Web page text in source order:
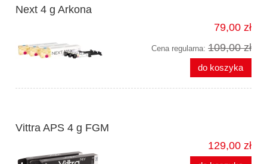
Next 4 g Arkona
79,00 zł
Cena regularna: 109,00 zł
do koszyka
Vittra APS 4 g FGM
129,00 zł